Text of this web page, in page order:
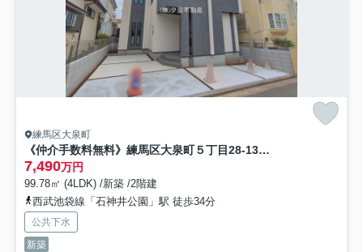
練馬区大泉町
《仲介手数料無料》練馬区大泉町５丁目28-13新築一戸建てハートフルタウン
7,490万円
99.78㎡ (4LDK) /新築 /2階建
西武池袋線「石神井公園」駅 徒歩34分
公共下水
新築